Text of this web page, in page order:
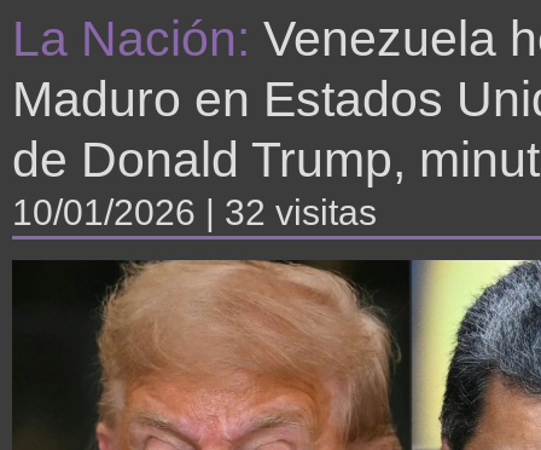
La Nación: Venezuela
Maduro en Estados
de Donald Trump,
10/01/2026 | 32 visitas